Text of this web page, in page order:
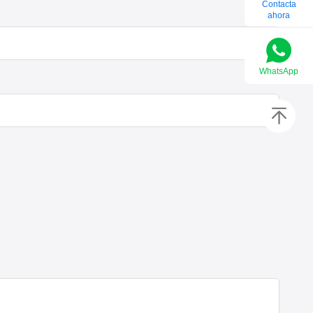
Contacta
ahora
WhatsApp